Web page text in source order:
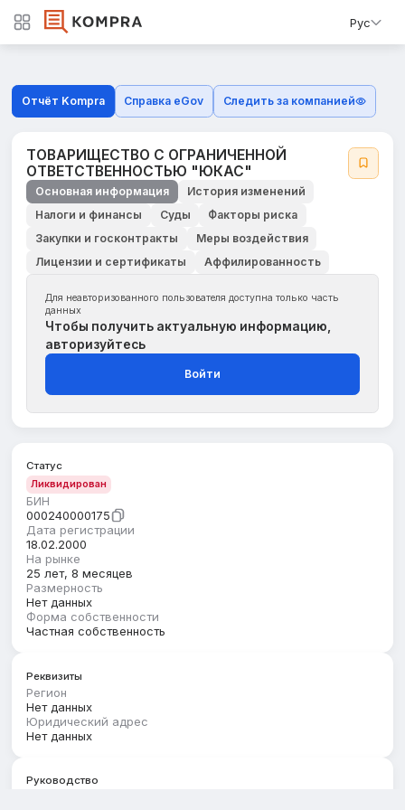
Рус
Отчёт Kompra Справка eGov Следить за компанией
ТОВАРИЩЕСТВО С ОГРАНИЧЕННОЙ
ОТВЕТСТВЕННОСТЬЮ "ЮКАС"
Основная информация
История изменений
Налоги и финансы
Суды
Факторы риска
Закупки и госконтракты
Меры воздействия
Лицензии и сертификаты
Аффилированность
Для неавторизованного пользователя доступна только часть
данных
Чтобы получить актуальную информацию,
авторизуйтесь
Войти
Статус
Ликвидирован
БИН
000240000175
Дата регистрации
18.02.2000
На рынке
25 лет, 8 месяцев
Размерность
Нет данных
Форма собственности
Частная собственность
Реквизиты
Регион
Нет данных
Юридический адрес
Нет данных
Руководство